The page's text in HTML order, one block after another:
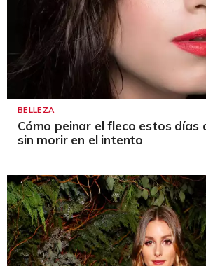
BELLEZA
Cómo peinar el fleco estos días
sin morir en el intento